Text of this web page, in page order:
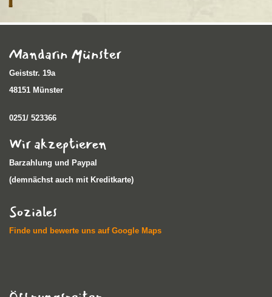
Mandarin Münster
Geiststr. 19a
48151 Münster
0251/ 523366
Wir akzeptieren
Barzahlung und Paypal
(demnächst auch mit Kreditkarte)
Soziales
Finde und bewerte uns auf Google Maps